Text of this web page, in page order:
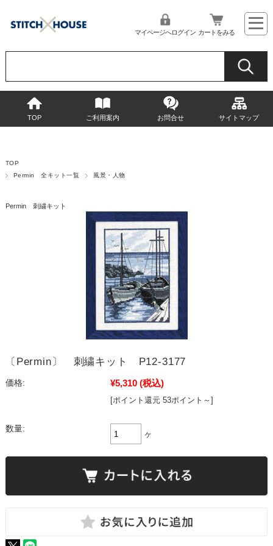
マイページへログイン カートをみる
TOP ご利用案内 お問合せ サイトマップ
TOP
Permin 全キット一覧
風景・人物
Permin 刺繍キット
〔Permin〕 刺繍キット P12-3177
価格: ¥5,310 (税込)
[ポイント還元 53ポイント～]
数量:
ヶ